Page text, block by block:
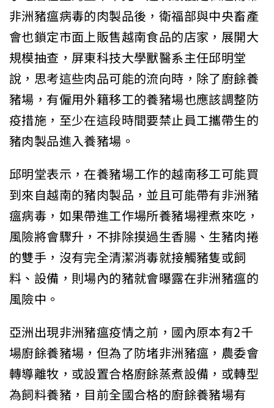
非洲豬瘟病毒的肉製品後，衛福部與中央畜產
會也鎖定市面上販售越南食品的店家，展開大
規模抽查，屏東科技大學獸醫系主任邱明堂
說，思考這些肉品可能的流向時，除了廚餘養
豬場，有僱用外籍移工的養豬場也應該調整防
疫措施，至少在這段時間要禁止員工攜帶生的
豬肉製品進入養豬場。
邱明堂表示，在養豬場工作的越南移工可能買
到來自越南的豬肉製品，並且可能帶有非洲豬
瘟病毒，如果帶進工作場所養豬場裡煮來吃，
風險將會驟升，不排除摸過生香腸、生豬肉捲
的雙手，沒有完全清潔消毒就接觸豬隻或飼
料、設備，則場內的豬就會曝露在非洲豬瘟的
風險中。
亞洲出現非洲豬瘟疫情之前，國內原本有2千
場廚餘養豬場，但為了防堵非洲豬瘟，農委會
轉導離牧，或設置合格廚餘蒸煮設備，或轉型
為飼料養豬，目前全國合格的廚餘養豬場有